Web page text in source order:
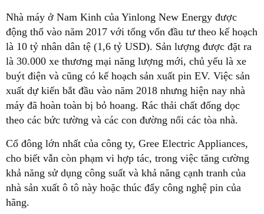
Nhà máy ở Nam Kinh của Yinlong New Energy được
động thổ vào năm 2017 với tổng vốn đầu tư theo kế hoạch
là 10 tỷ nhân dân tệ (1,6 tỷ USD). Sản lượng được đặt ra
là 30.000 xe thương mại năng lượng mới, chủ yếu là xe
buýt điện và cũng có kế hoạch sản xuất pin EV. Việc sản
xuất dự kiến bắt đầu vào năm 2018 nhưng hiện nay nhà
máy đã hoàn toàn bị bỏ hoang. Rác thải chất đống dọc
theo các bức tường và các con đường nối các tòa nhà.
Cổ đông lớn nhất của công ty, Gree Electric Appliances,
cho biết vẫn còn phạm vi hợp tác, trong việc tăng cường
khả năng sử dụng công suất và khả năng cạnh tranh của
nhà sản xuất ô tô này hoặc thúc đẩy công nghệ pin của
hãng.